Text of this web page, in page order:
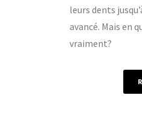
leurs dents
avancé. Mais en
vraiment?